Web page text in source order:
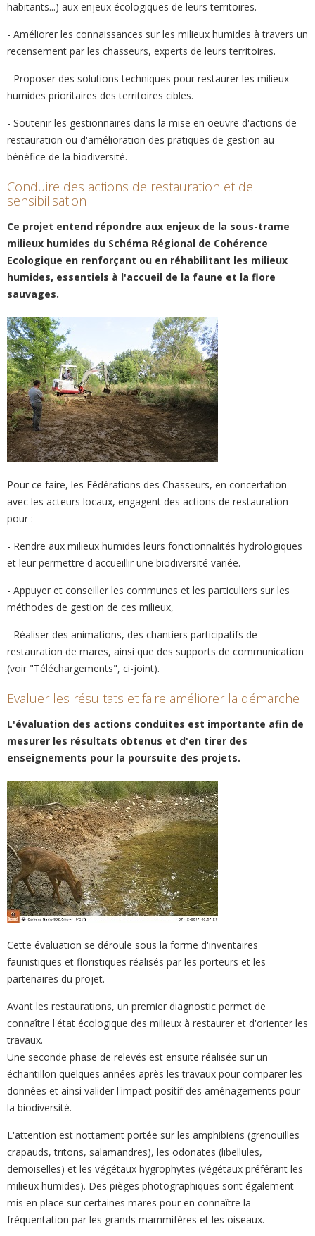
habitants...) aux enjeux écologiques de leurs territoires.
- Améliorer les connaissances sur les milieux humides à travers un
recensement par les chasseurs, experts de leurs territoires.
- Proposer des solutions techniques pour restaurer les milieux
humides prioritaires des territoires cibles.
- Soutenir les gestionnaires dans la mise en oeuvre d'actions de
restauration ou d'amélioration des pratiques de gestion au
bénéfice de la biodiversité.
Conduire des actions de restauration et de
sensibilisation
Ce projet entend répondre aux enjeux de la sous-trame
milieux humides du Schéma Régional de Cohérence
Ecologique en renforçant ou en réhabilitant les milieux
humides, essentiels à l'accueil de la faune et la flore
sauvages.
Pour ce faire, les Fédérations des Chasseurs, en concertation
avec les acteurs locaux, engagent des actions de restauration
pour :
- Rendre aux milieux humides leurs fonctionnalités hydrologiques
et leur permettre d'accueillir une biodiversité variée.
- Appuyer et conseiller les communes et les particuliers sur les
méthodes de gestion de ces milieux,
- Réaliser des animations, des chantiers participatifs de
restauration de mares, ainsi que des supports de communication
(voir "Téléchargements", ci-joint).
Evaluer les résultats et faire améliorer la démarche
L'évaluation des actions conduites est importante afin de
mesurer les résultats obtenus et d'en tirer des
enseignements pour la poursuite des projets.
Cette évaluation se déroule sous la forme d'inventaires
faunistiques et floristiques réalisés par les porteurs et les
partenaires du projet.
Avant les restaurations, un premier diagnostic permet de
connaître l'état écologique des milieux à restaurer et d'orienter les
travaux.
Une seconde phase de relevés est ensuite réalisée sur un
échantillon quelques années après les travaux pour comparer les
données et ainsi valider l'impact positif des aménagements pour
la biodiversité.
L'attention est nottament portée sur les amphibiens (grenouilles
crapauds, tritons, salamandres), les odonates (libellules,
demoiselles) et les végétaux hygrophytes (végétaux préférant les
milieux humides). Des pièges photographiques sont également
mis en place sur certaines mares pour en connaître la
fréquentation par les grands mammifères et les oiseaux.